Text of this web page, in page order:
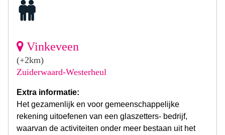
Vinkeveen
(+2km)
Zuiderwaard-Westerheul
Extra informatie:
Het gezamenlijk en voor gemeenschappelijke
rekening uitoefenen van een glaszetters- bedrijf,
waarvan de activiteiten onder meer bestaan uit het